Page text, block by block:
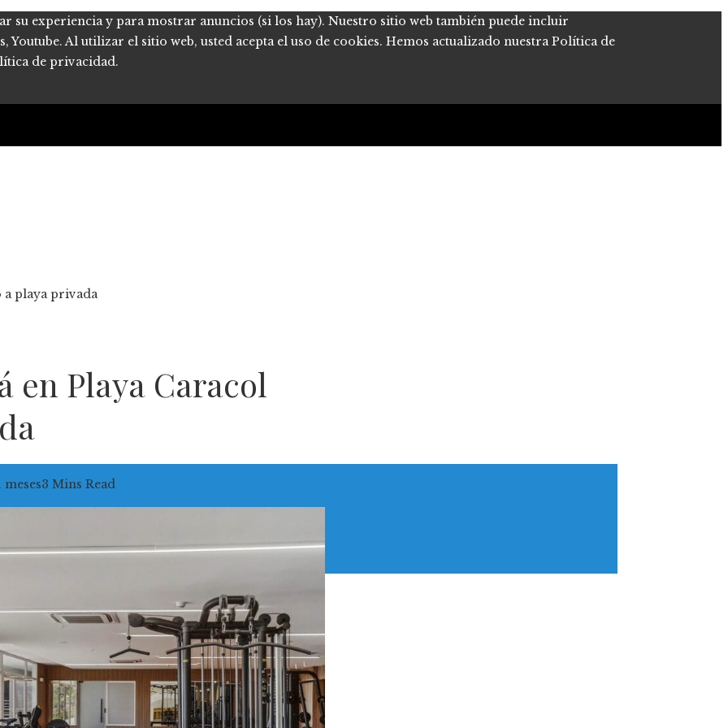
su experiencia y para mostrar anuncios (si los hay). Nuestro sitio web también puede incluir
Youtube. Al utilizar el sitio web, usted acepta el uso de cookies. Hemos actualizado nuestra Política de
de privacidad.
a playa privada
en Playa Caracol
meses3 Mins Read